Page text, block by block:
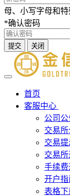
母、小写字母和
*确认密码
提交 关闭
首页
客服中心
公司公
交易所
交易提
交易所
手续费
开户指
表格下